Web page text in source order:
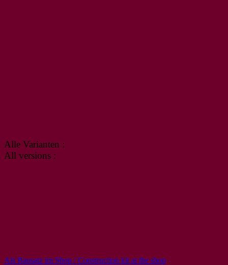
Alle Varianten :
All versions :
Als Bausatz im Shop / Construction kit at the shop